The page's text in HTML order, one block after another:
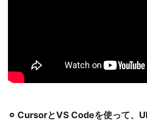
⚪︎ CursorとVS Codeを使って、